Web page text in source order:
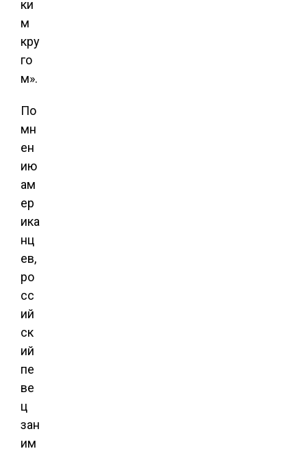
ки
м
кру
го
м».
По
мн
ен
ию
ам
ер
ика
нц
ев,
ро
сс
ий
ск
ий
пе
ве
ц
зан
им